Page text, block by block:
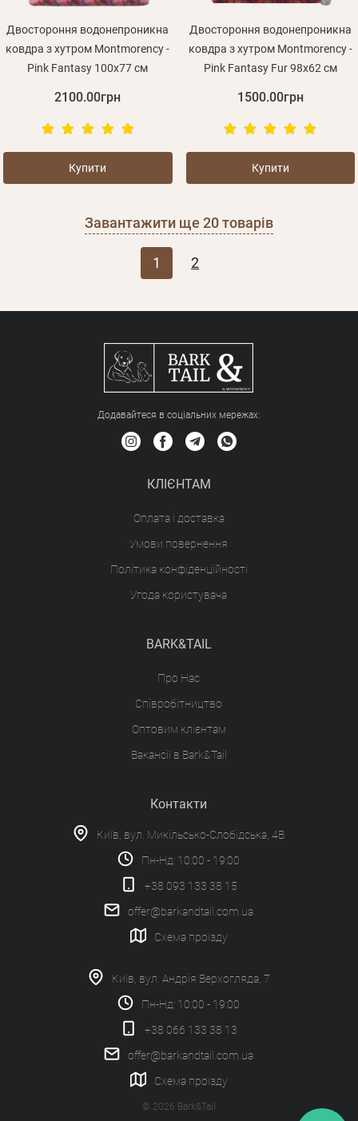
Двостороння водонепроникна
ковдра з хутром Montmorency -
Pink Fantasy 100х77 см
2100.00грн
Купити
Двостороння водонепроникна
ковдра з хутром Montmorency -
Pink Fantasy Fur 98х62 см
1500.00грн
Купити
Завантажити ще 20товарів
1 2
Додавайтеся в соціальних мережах:
КЛІЄНТАМ
Оплата і доставка
Умови повернення
Політика конфіденційності
Угода користувача
BARK&TAIL
Про Нас
Співробітництво
Оптовим клієнтам
Вакансії в Bark&Tail
Контакти
Київ, вул. Микільсько-Слобідська, 4В
Пн-Нд: 10:00 - 19:00
+38 093 133 38 15
offer@barkandtail.com.ua
Схема проїзду
Київ, вул. Андрія Верхогляда, 7
Пн-Нд: 10:00 - 19:00
+38 066 133 38 13
offer@barkandtail.com.ua
Схема проїзду
© 2026 Bark&Tail